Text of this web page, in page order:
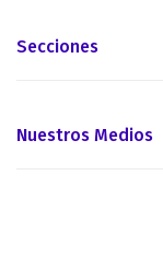
Secciones
Nuestros Medios